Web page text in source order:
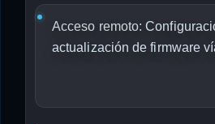
Acceso remoto:
actualización de firmware